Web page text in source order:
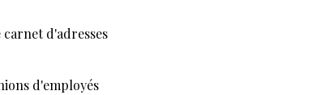
d'adresses
d'employés